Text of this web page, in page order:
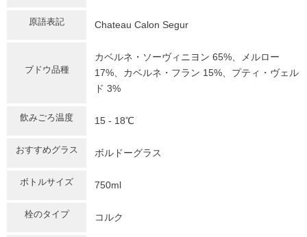
原語表記 Chateau Calon Segur
ブドウ品種
カベルネ・ソーヴィニヨン 65%、メルロー
17%、カベルネ・フラン 15%、プティ・ヴェル
ド 3%
飲みごろ温度 15 - 18℃
おすすめグラス ボルドーグラス
ボトルサイズ 750ml
栓のタイプ コルク